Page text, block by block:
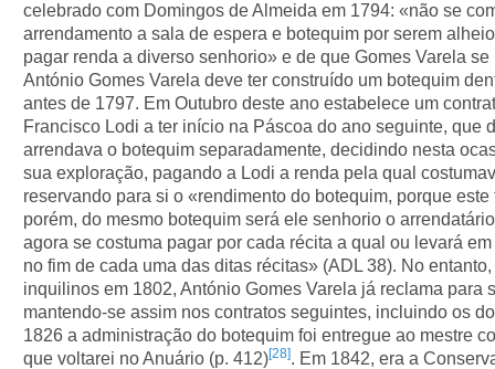
celebrado com Domingos de Almeida em 1794: «não se
arrendamento a sala de espera e botequim por serem
pagar renda a diverso senhorio» e de que Gomes Varela
António Gomes Varela deve ter construído um botequim
antes de 1797. Em Outubro deste ano estabelece um
Francisco Lodi a ter início na Páscoa do ano seguinte, que
arrendava o botequim separadamente, decidindo nesta
sua exploração, pagando a Lodi a renda pela qual
reservando para si o «rendimento do botequim, porque
porém, do mesmo botequim será ele senhorio o
agora se costuma pagar por cada récita a qual ou levará
no fim de cada uma das ditas récitas» (ADL 38). No
inquilinos em 1802, António Gomes Varela já reclama para
mantendo-se assim nos contratos seguintes, incluindo os
1826 a administração do botequim foi entregue ao mestre
que voltarei no Anuário (p. 412)[28]. Em 1842, era a